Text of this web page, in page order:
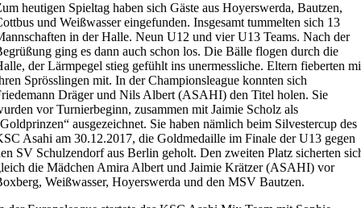
heutigen Spieltag haben sich Gäste aus Hoyerswerda, Bautzen,
und Weißwasser eingefunden. Insgesamt tummelten sich 13
in der Halle. Neun U12 und vier U13 Teams. Nach der
ging es dann auch schon los. Die Bälle flogen durch die
der Lärmpegel stieg gefühlt ins unermessliche. Eltern fieberten
Sprösslingen mit. In der Championsleague konnten sich
Dräger und Nils Albert (ASAHI) den Titel holen. Sie
vor Turnierbeginn, zusammen mit Jaimie Scholz als
ausgezeichnet. Sie haben nämlich beim Silvestercup des
Asahi am 30.12.2017, die Goldmedaille im Finale der U13 gegen
SV Schulzendorf aus Berlin geholt. Den zweiten Platz sicherten
die Mädchen Amira Albert und Jaimie Krätzer (ASAHI) vor
Weißwasser, Hoyerswerda und den MSV Bautzen.